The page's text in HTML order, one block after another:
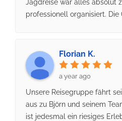
Jagdreise war alles absolut
professionell organisiert. Die
Hier merkt man, dass
für die Jagd im Mittelpunkt
empfehlenswert!
Florian K.
a year ago
Unsere Reisegruppe fährt
aus zu Björn und seinem
ist jedesmal ein riesiges